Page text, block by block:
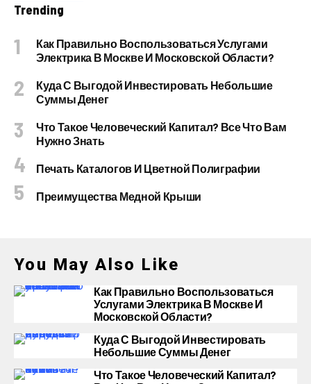
Trending
Как Правильно Воспользоваться Услугами
Электрика В Москве И Московской Области?
Куда С Выгодой Инвестировать Небольшие
Суммы Денег
Что Такое Человеческий Капитал? Все Что Вам
Нужно Знать
Печать Каталогов И Цветной Полиграфии
Преимущества Медной Крыши
You May Also Like
Как Правильно Воспользоваться
Услугами Электрика В Москве И
Московской Области?
Куда С Выгодой Инвестировать
Небольшие Суммы Денег
Что Такое Человеческий Капитал?